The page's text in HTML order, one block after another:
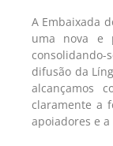
A Embaixada
uma nova e
difusão da
alcançamos
claramente a
apoiadores e